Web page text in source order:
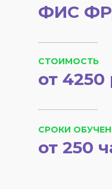
ФИС
СРОКИ
СТОИМОСТЬ
от 250
от 4250